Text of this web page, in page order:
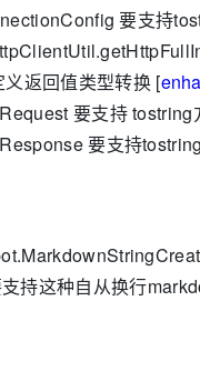
要支持
返回值类型转换 [
要支持 tostring
要支持
持这种自从换行